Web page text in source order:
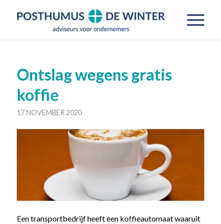
Ontslag wegens gratis
koffie
17 NOVEMBER 2020
Een transportbedrijf heeft een koffieautomaat waaruit